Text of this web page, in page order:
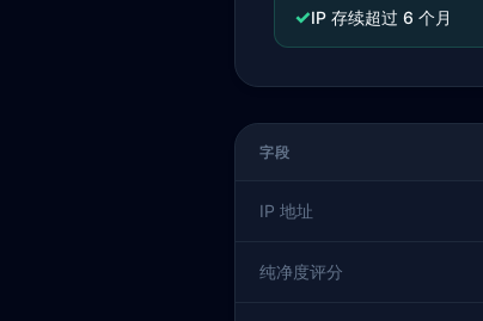
✓IP 存续超过 6 个月
字段
IP 地址
纯净度评分